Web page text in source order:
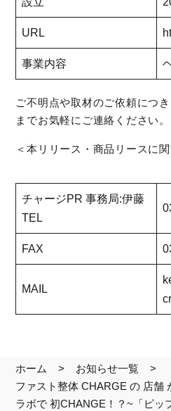
URL
事業内容
ご不明点や取材のご依頼につ
までお気軽にご連絡ください。
＜本リリース・商品リースに
チャージPR 事務局:伊藤
TEL
FAX
MAIL
ホーム
お知らせ一覧
ファスト整体 CHARGE の 店舗
ラボで 初CHANGE！？~「ピッ